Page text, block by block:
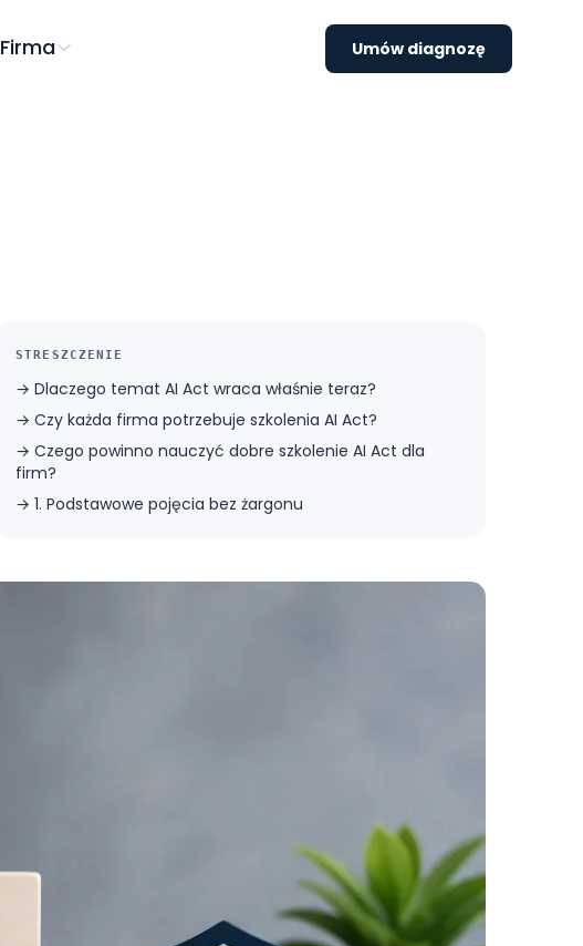
Firma Umów diagnozę
STRESZCZENIE
→Dlaczego temat AI Act wraca właśnie teraz?
→Czy każda firma potrzebuje szkolenia AI Act?
→Czego powinno nauczyć dobre szkolenie AI Act dla
firm?
→1. Podstawowe pojęcia bez żargonu